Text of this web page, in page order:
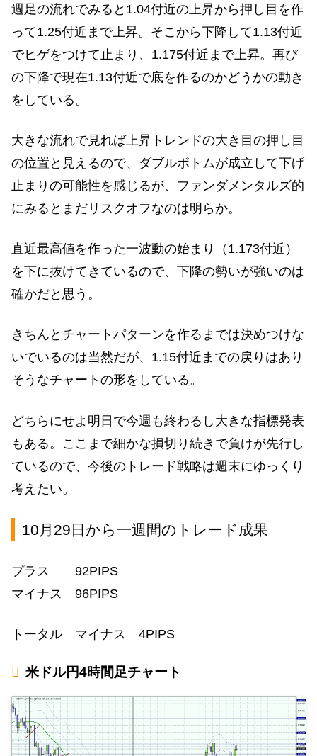
週足の流れでみると1.04付近の上昇から押し目を作
って1.25付近まで上昇。そこから下降して1.13付近
でヒゲをつけて止まり、1.175付近まで上昇。再び
の下降で現在1.13付近で底を作るのかどうかの動き
をしている。
大きな流れで見れば上昇トレンドの大き目の押し目
の位置と見えるので、ダブルボトムが成立して下げ
止まりの可能性を感じるが、ファンダメンタルズ的
にみるとまだリスクオフなのは明らか。
直近最高値を作った一波動の始まり（1.173付近）
を下に抜けてきているので、下降の勢いが強いのは
確かだと思う。
きちんとチャートパターンを作るまでは決めつけな
いでいるのは当然だが、1.15付近までの戻りはあり
そうなチャートの形をしている。
どちらにせよ明日で今週も終わるし大きな指標発表
もある。ここまで細かな損切り続きで負けが先行し
ているので、今後のトレード戦略は週末にゆっくり
考えたい。
10月29日から一週間のトレード成果
プラス 92PIPS
マイナス 96PIPS
トータル マイナス 4PIPS
米ドル円4時間足チャート